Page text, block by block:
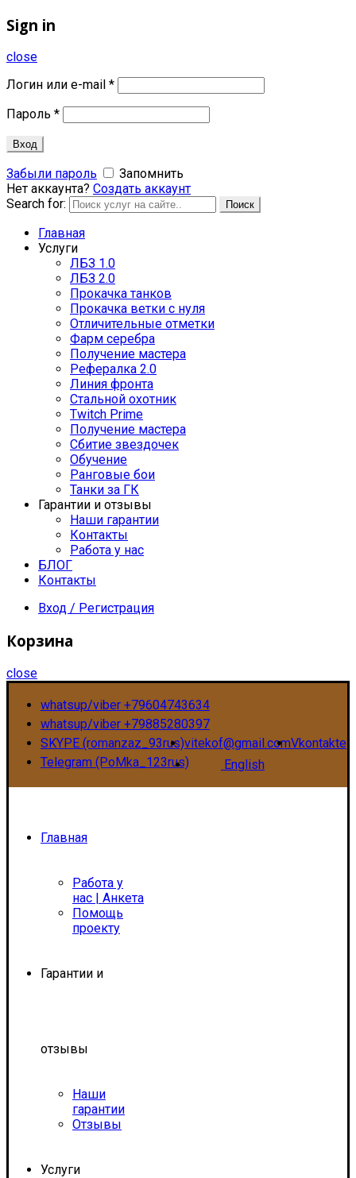
Sign in
close
Логин или e-mail *
Пароль *
Вход
Забыли пароль
Запомнить
Нет аккаунта? Создать аккаунт
Search for:
Поиск
Главная
Услуги
ЛБЗ 1.0
ЛБЗ 2.0
Прокачка танков
Прокачка ветки с нуля
Отличительные отметки
Фарм серебра
Получение мастера
Рефералка 2.0
Линия фронта
Стальной охотник
Twitch Prime
Получение мастера
Сбитие звездочек
Обучение
Ранговые бои
Танки за ГК
Гарантии и отзывы
Наши гарантии
Контакты
Работа у нас
БЛОГ
Контакты
Вход / Регистрация
Корзина
close
whatsup/viber +79604743634
whatsup/viber +79885280397
SKYPE (romanzaz_93rus)vitekof@gmail.comVkontakte
Telegram (PoMka_123rus)
English
Главная
Работа у
нас | Анкета
Помощь
проекту
Гарантии и
отзывы
Наши
гарантии
Отзывы
Услуги